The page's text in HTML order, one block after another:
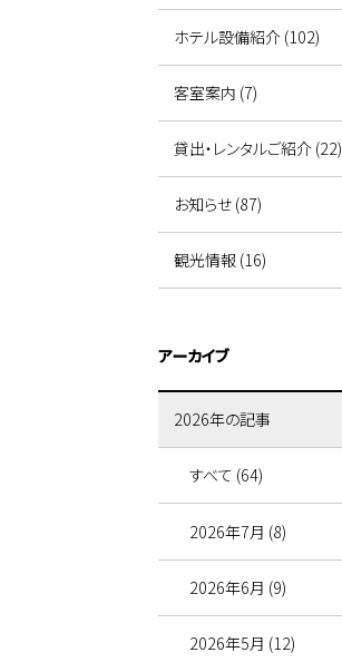
ホテル設備紹介 (102)
客室案内 (7)
貸出・レンタルご紹介 (22)
お知らせ (87)
観光情報 (16)
アーカイブ
2026年の記事
すべて (64)
2026年7月 (8)
2026年6月 (9)
2026年5月 (12)